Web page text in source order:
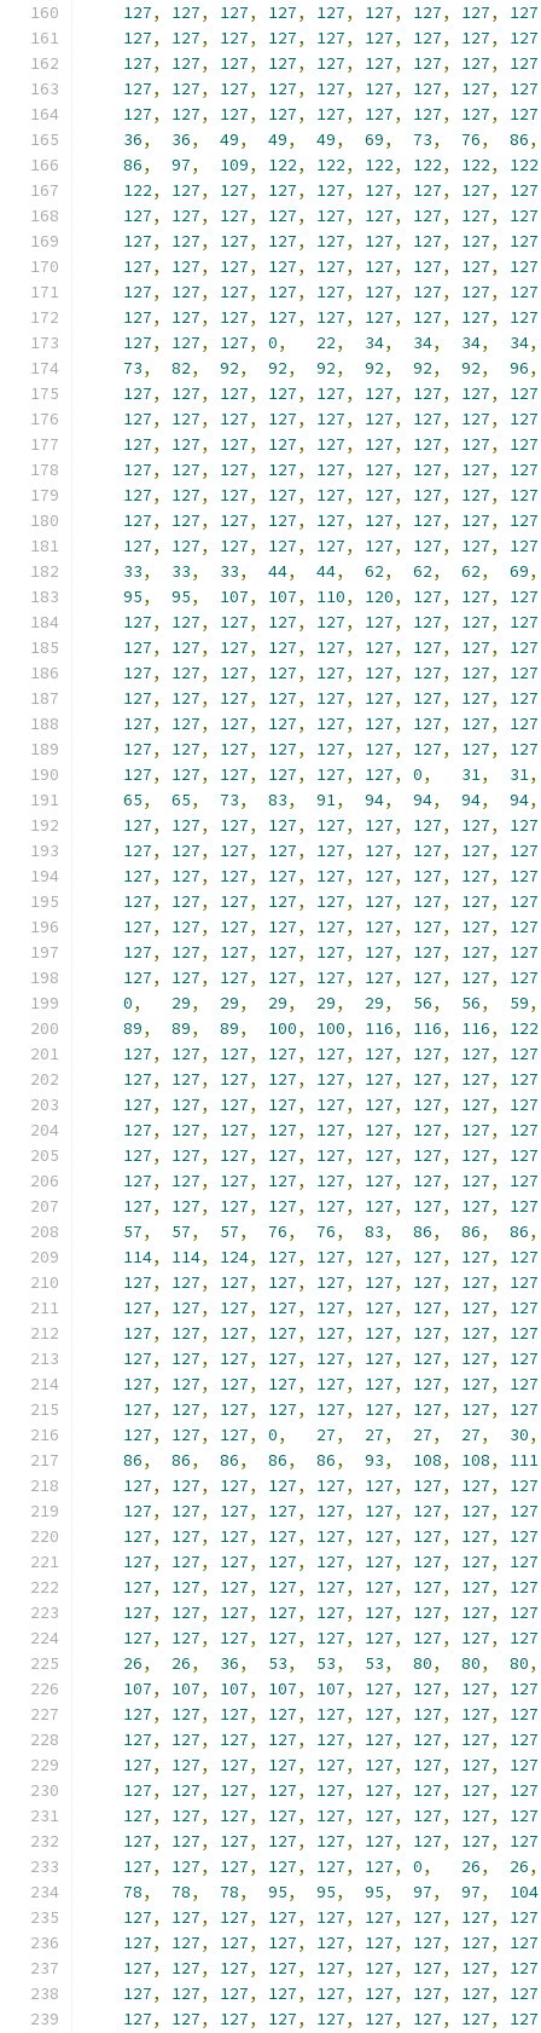
127, 127, 127, 127, 127, 127, 127, 127, 127
127, 127, 127, 127, 127, 127, 127, 127, 127
127, 127, 127, 127, 127, 127, 127, 127, 127
127, 127, 127, 127, 127, 127, 127, 127, 127
127, 127, 127, 127, 127, 127, 127, 127, 127
36, 36, 49, 49, 49, 69, 73, 76, 86,
86, 97, 109, 122, 122, 122, 122, 122, 122
122, 127, 127, 127, 127, 127, 127, 127, 127
127, 127, 127, 127, 127, 127, 127, 127, 127
127, 127, 127, 127, 127, 127, 127, 127, 127
127, 127, 127, 127, 127, 127, 127, 127, 127
127, 127, 127, 127, 127, 127, 127, 127, 127
127, 127, 127, 127, 127, 127, 127, 127, 127
127, 127, 127, 0, 22, 34, 34, 34, 34,
73, 82, 92, 92, 92, 92, 92, 92, 96,
127, 127, 127, 127, 127, 127, 127, 127, 127
127, 127, 127, 127, 127, 127, 127, 127, 127
127, 127, 127, 127, 127, 127, 127, 127, 127
127, 127, 127, 127, 127, 127, 127, 127, 127
127, 127, 127, 127, 127, 127, 127, 127, 127
127, 127, 127, 127, 127, 127, 127, 127, 127
127, 127, 127, 127, 127, 127, 127, 127, 127
33, 33, 33, 44, 44, 62, 62, 62, 69,
95, 95, 107, 107, 110, 120, 127, 127, 127
127, 127, 127, 127, 127, 127, 127, 127, 127
127, 127, 127, 127, 127, 127, 127, 127, 127
127, 127, 127, 127, 127, 127, 127, 127, 127
127, 127, 127, 127, 127, 127, 127, 127, 127
127, 127, 127, 127, 127, 127, 127, 127, 127
127, 127, 127, 127, 127, 127, 127, 127, 127
127, 127, 127, 127, 127, 127, 0, 31, 31,
65, 65, 73, 83, 91, 94, 94, 94, 94,
127, 127, 127, 127, 127, 127, 127, 127, 127
127, 127, 127, 127, 127, 127, 127, 127, 127
127, 127, 127, 127, 127, 127, 127, 127, 127
127, 127, 127, 127, 127, 127, 127, 127, 127
127, 127, 127, 127, 127, 127, 127, 127, 127
127, 127, 127, 127, 127, 127, 127, 127, 127
127, 127, 127, 127, 127, 127, 127, 127, 127
0, 29, 29, 29, 29, 29, 56, 56, 59,
89, 89, 89, 100, 100, 116, 116, 116, 122
127, 127, 127, 127, 127, 127, 127, 127, 127
127, 127, 127, 127, 127, 127, 127, 127, 127
127, 127, 127, 127, 127, 127, 127, 127, 127
127, 127, 127, 127, 127, 127, 127, 127, 127
127, 127, 127, 127, 127, 127, 127, 127, 127
127, 127, 127, 127, 127, 127, 127, 127, 127
127, 127, 127, 127, 127, 127, 127, 127, 127
57, 57, 57, 76, 76, 83, 86, 86, 86,
114, 114, 124, 127, 127, 127, 127, 127, 127
127, 127, 127, 127, 127, 127, 127, 127, 127
127, 127, 127, 127, 127, 127, 127, 127, 127
127, 127, 127, 127, 127, 127, 127, 127, 127
127, 127, 127, 127, 127, 127, 127, 127, 127
127, 127, 127, 127, 127, 127, 127, 127, 127
127, 127, 127, 127, 127, 127, 127, 127, 127
127, 127, 127, 0, 27, 27, 27, 27, 30,
86, 86, 86, 86, 86, 93, 108, 108, 111
127, 127, 127, 127, 127, 127, 127, 127, 127
127, 127, 127, 127, 127, 127, 127, 127, 127
127, 127, 127, 127, 127, 127, 127, 127, 127
127, 127, 127, 127, 127, 127, 127, 127, 127
127, 127, 127, 127, 127, 127, 127, 127, 127
127, 127, 127, 127, 127, 127, 127, 127, 127
127, 127, 127, 127, 127, 127, 127, 127, 127
26, 26, 36, 53, 53, 53, 80, 80, 80,
107, 107, 107, 107, 107, 127, 127, 127, 127
127, 127, 127, 127, 127, 127, 127, 127, 127
127, 127, 127, 127, 127, 127, 127, 127, 127
127, 127, 127, 127, 127, 127, 127, 127, 127
127, 127, 127, 127, 127, 127, 127, 127, 127
127, 127, 127, 127, 127, 127, 127, 127, 127
127, 127, 127, 127, 127, 127, 127, 127, 127
127, 127, 127, 127, 127, 127, 0, 26, 26,
78, 78, 78, 95, 95, 95, 97, 97, 104
127, 127, 127, 127, 127, 127, 127, 127, 127
127, 127, 127, 127, 127, 127, 127, 127, 127
127, 127, 127, 127, 127, 127, 127, 127, 127
127, 127, 127, 127, 127, 127, 127, 127, 127
127, 127, 127, 127, 127, 127, 127, 127, 127